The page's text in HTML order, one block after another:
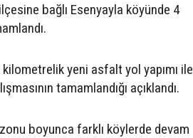
bağlı Esenyayla köyünde 4
yeni asfalt yol yapımı ile
tamamlandığı açıklandı.
boyunca farklı köylerde devam